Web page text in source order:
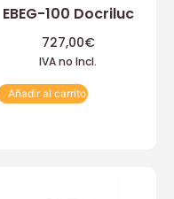
EBEG-100 Docriluc
727,00€
IVA no Incl.
Añadir al carrito